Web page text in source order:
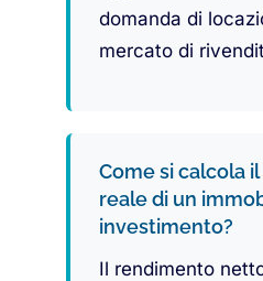
domanda di
mercato di
Come si calcola
reale di un
investimento?
Il rendimento